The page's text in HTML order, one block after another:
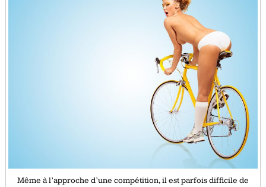
Même à l’approche d’une compétition, il est parfois difficile de